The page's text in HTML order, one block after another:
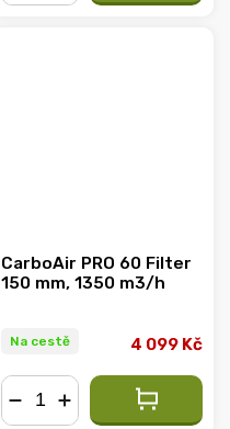
CarboAir PRO 60 Filter
150 mm, 1350 m3/h
Na cestě 4 099 Kč